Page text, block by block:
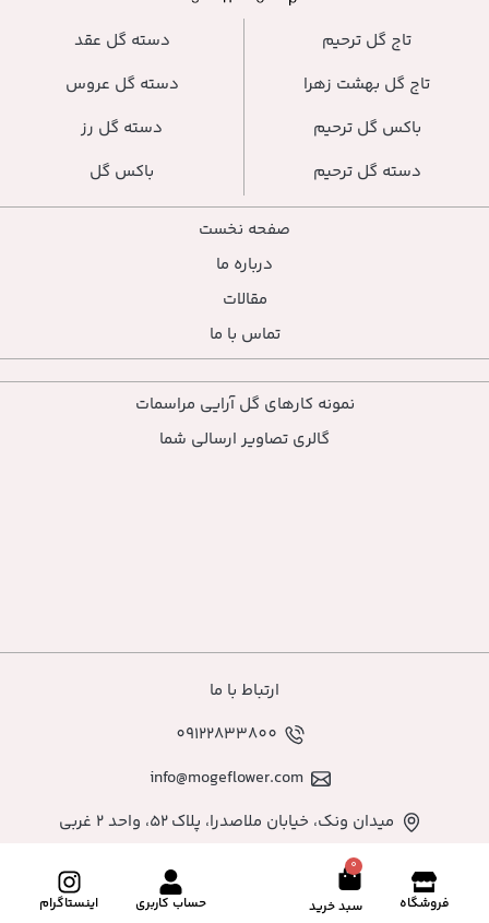
تاج گل ترحیم
تاج گل بهشت زهرا
باکس گل ترحیم
دسته گل ترحیم
دسته گل عقد
دسته گل عروس
دسته گل رز
باکس گل
صفحه نخست
درباره ما
مقالات
تماس با ما
نمونه کارهای گل آرایی مراسمات
گالری تصاویر ارسالی شما
ارتباط با ما
09122833800
info@mogeflower.com
میدان ونک، خیابان ملاصدرا، پلاک ۵۲، واحد ۲ غربی
فروشگاه
0
سبد خرید حساب کاربری اینستاگرام